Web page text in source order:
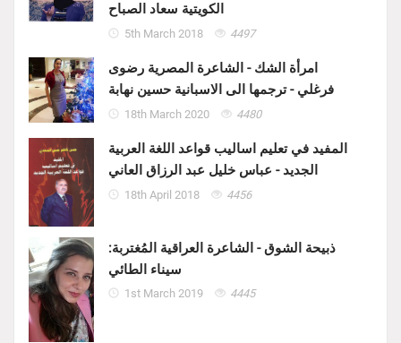
الكويتية سعاد الصباح
5th March 2018 4497
امرأة الشك - الشاعرة المصرية رضوى
فرغلي - ترجمها الى الاسبانية حسين نهابة
18th March 2020 4480
المفيد في تعليم اساليب قواعد اللغة العربية
الجديد - عباس خليل عبد الرزاق العاني
18th April 2018 4456
ذبيحة الشوق - الشاعرة العراقية المُغتربة:
سيناء الطائي
1st March 2019 4445